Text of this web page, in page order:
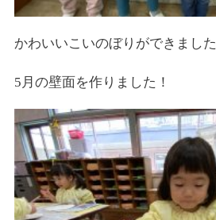
かわいいこいのぼりができました
5月の壁面を作りました！